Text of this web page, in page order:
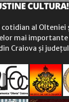
al Olteniei
mai
Craiova și